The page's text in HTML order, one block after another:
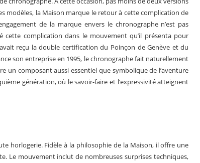
modèles, la Maison marque le retour à cette complication de
de la marque envers le chronographe n’est pas
complication dans le mouvement qu’il présenta pour
reçu la double certification du Poinçon de Genève et du
son entreprise en 1995, le chronographe fait naturellement
un composant aussi essentiel que symbolique de l’aventure
génération, où le savoir-faire et l’expressivité atteignent
horlogerie. Fidèle à la philosophie de la Maison, il offre une
Le mouvement inclut de nombreuses surprises techniques,